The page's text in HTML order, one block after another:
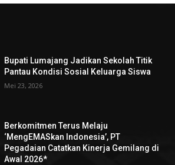
Bupati Lumajang Jadikan Sekolah Titik
Pantau Kondisi Sosial Keluarga Siswa
Mei 23, 2026
Berkomitmen Terus Melaju
‘MengEMASkan Indonesia’, PT
Pegadaian Catatkan Kinerja Gemilang di
Awal 2026*